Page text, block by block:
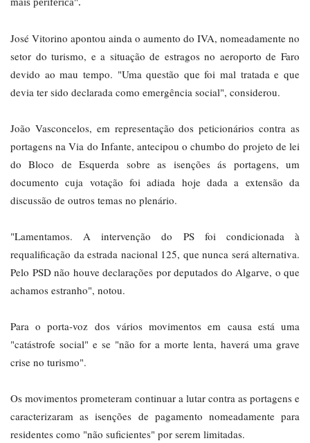
mais periférica".
José Vitorino apontou ainda o aumento do IVA, nomeadamente no
setor do turismo, e a situação de estragos no aeroporto de Faro
devido ao mau tempo. "Uma questão que foi mal tratada e que
devia ter sido declarada como emergência social", considerou.
João Vasconcelos, em representação dos peticionários contra as
portagens na Via do Infante, antecipou o chumbo do projeto de lei
do Bloco de Esquerda sobre as isenções ás portagens, um
documento cuja votação foi adiada hoje dada a extensão da
discussão de outros temas no plenário.
"Lamentamos. A intervenção do PS foi condicionada à
requalificação da estrada nacional 125, que nunca será alternativa.
Pelo PSD não houve declarações por deputados do Algarve, o que
achamos estranho", notou.
Para o porta-voz dos vários movimentos em causa está uma
"catástrofe social" e se "não for a morte lenta, haverá uma grave
crise no turismo".
Os movimentos prometeram continuar a lutar contra as portagens e
caracterizaram as isenções de pagamento nomeadamente para
residentes como "não suficientes" por serem limitadas.